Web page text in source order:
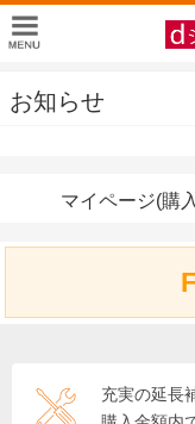
お知らせ
マイページ(購
充実の延長